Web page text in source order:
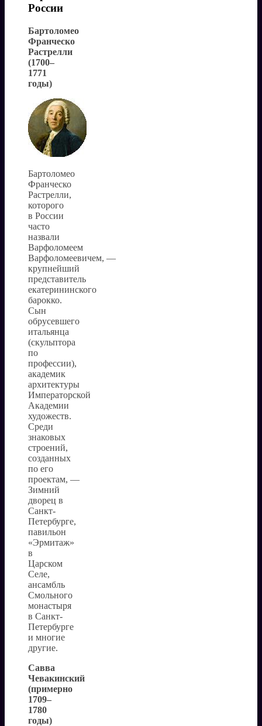
России
Бартоломео
Франческо
Растрелли
(1700–
1771
годы)
Бартоломео
Франческо
Растрелли,
которого
в России
часто
назвали
Варфоломеем
Варфоломеевичем, —
крупнейший
представитель
екатерининского
барокко.
Сын
обрусевшего
итальянца
(скульптора
по
профессии),
академик
архитектуры
Императорской
Академии
художеств.
Среди
знаковых
строений,
созданных
по его
проектам, —
Зимний
дворец в
Санкт-
Петербурге,
павильон
«Эрмитаж»
в
Царском
Селе,
ансамбль
Смольного
монастыря
в Санкт-
Петербурге
и многие
другие.
Савва
Чевакинский
(примерно
1709–
1780
годы)